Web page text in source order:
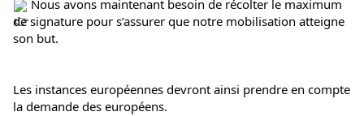
Nous avons maintenant besoin de récolter le maximum
de signature pour s’assurer que notre mobilisation atteigne
son but.
Les instances européennes devront ainsi prendre en compte
la demande des européens.